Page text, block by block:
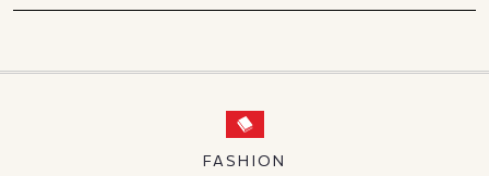
FASHION